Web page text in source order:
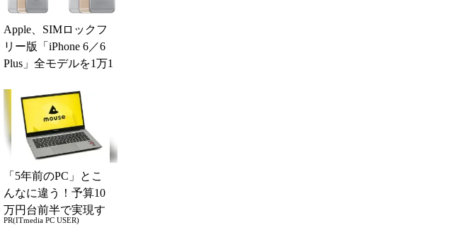
Apple、SIMロックフ
リー版「iPhone 6／6
Plus」全モデルを1万1
「5年前のPC」とこ
んなに違う！予算10
万円台前半で実現す
る快適PCライフ
PR(ITmedia PC USER)